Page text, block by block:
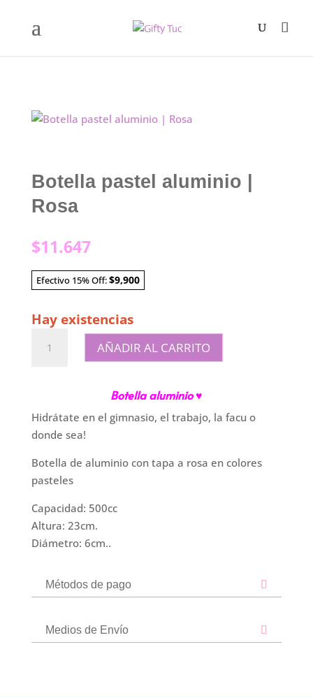
Botella pastel aluminio |
Rosa
$11.647
Efectivo 15% Off:$9,900
Hay existencias
pastel
cantidad
AÑADIR AL CARRITO
Botella aluminio ♥
Hidrátate en el gimnasio, el trabajo, la facu o
donde sea!
Botella de aluminio con tapa a rosa en colores
pasteles
Capacidad: 500cc
Altura: 23cm.
Diámetro: 6cm..
Métodos de pago
Medios de Envío